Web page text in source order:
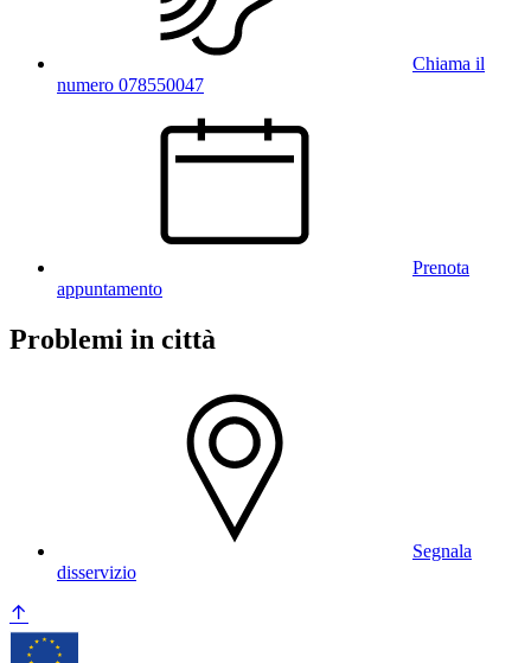
Chiama il
numero 078550047
Prenota
appuntamento
Problemi in città
Segnala
disservizio